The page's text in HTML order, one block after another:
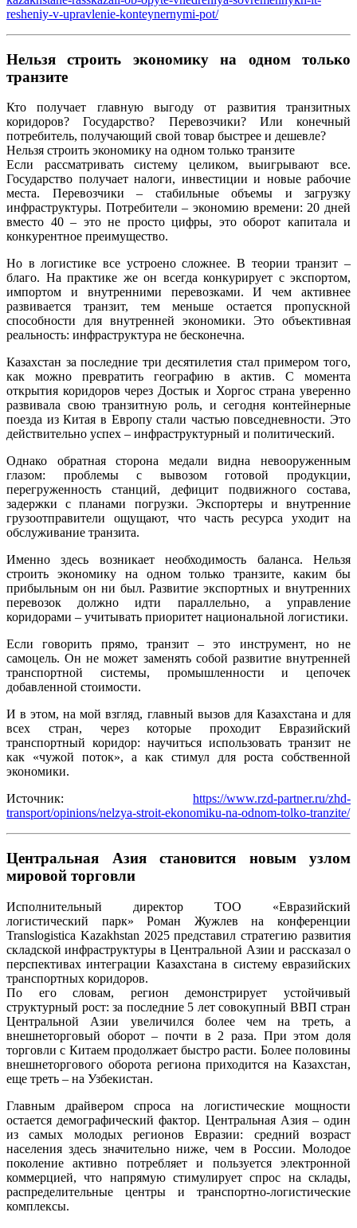
resheniy-v-upravlenie-konteynernymi-pot/
Нельзя строить экономику на одном только
транзите
Кто получает главную выгоду от развития транзитных
коридоров? Государство? Перевозчики? Или конечный
потребитель, получающий свой товар быстрее и дешевле?
Нельзя строить экономику на одном только транзите
Если рассматривать систему целиком, выигрывают все.
Государство получает налоги, инвестиции и новые рабочие
места. Перевозчики – стабильные объемы и загрузку
инфраструктуры. Потребители – экономию времени: 20 дней
вместо 40 – это не просто цифры, это оборот капитала и
конкурентное преимущество.
Но в логистике все устроено сложнее. В теории транзит –
благо. На практике же он всегда конкурирует с экспортом,
импортом и внутренними перевозками. И чем активнее
развивается транзит, тем меньше остается пропускной
способности для внутренней экономики. Это объективная
реальность: инфраструктура не бесконечна.
Казахстан за последние три десятилетия стал примером того,
как можно превратить географию в актив. С момента
открытия коридоров через Достык и Хоргос страна уверенно
развивала свою транзитную роль, и сегодня контейнерные
поезда из Китая в Европу стали частью повседневности. Это
действительно успех – инфраструктурный и политический.
Однако обратная сторона медали видна невооруженным
глазом: проблемы с вывозом готовой продукции,
перегруженность станций, дефицит подвижного состава,
задержки с планами погрузки. Экспортеры и внутренние
грузоотправители ощущают, что часть ресурса уходит на
обслуживание транзита.
Именно здесь возникает необходимость баланса. Нельзя
строить экономику на одном только транзите, каким бы
прибыльным он ни был. Развитие экспортных и внутренних
перевозок должно идти параллельно, а управление
коридорами – учитывать приоритет национальной логистики.
Если говорить прямо, транзит – это инструмент, но не
самоцель. Он не может заменять собой развитие внутренней
транспортной системы, промышленности и цепочек
добавленной стоимости.
И в этом, на мой взгляд, главный вызов для Казахстана и для
всех стран, через которые проходит Евразийский
транспортный коридор: научиться использовать транзит не
как «чужой поток», а как стимул для роста собственной
экономики.
Источник: https://www.rzd-partner.ru/zhd-
transport/opinions/nelzya-stroit-ekonomiku-na-odnom-tolko-tranzite/
Центральная Азия становится новым узлом
мировой торговли
Исполнительный директор ТОО «Евразийский
логистический парк» Роман Жужлев на конференции
Translogistica Kazakhstan 2025 представил стратегию развития
складской инфраструктуры в Центральной Азии и рассказал о
перспективах интеграции Казахстана в систему евразийских
транспортных коридоров.
По его словам, регион демонстрирует устойчивый
структурный рост: за последние 5 лет совокупный ВВП стран
Центральной Азии увеличился более чем на треть, а
внешнеторговый оборот – почти в 2 раза. При этом доля
торговли с Китаем продолжает быстро расти. Более половины
внешнеторгового оборота региона приходится на Казахстан,
еще треть – на Узбекистан.
Главным драйвером спроса на логистические мощности
остается демографический фактор. Центральная Азия – один
из самых молодых регионов Евразии: средний возраст
населения здесь значительно ниже, чем в России. Молодое
поколение активно потребляет и пользуется электронной
коммерцией, что напрямую стимулирует спрос на склады,
распределительные центры и транспортно-логистические
комплексы.